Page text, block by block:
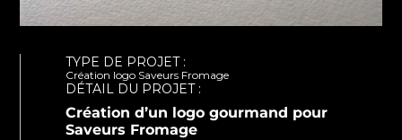
TYPE DE PROJET :
Création logo Saveurs Fromage
DÉTAIL DU PROJET :
Création d’un logo gourmand pour
Saveurs Fromage